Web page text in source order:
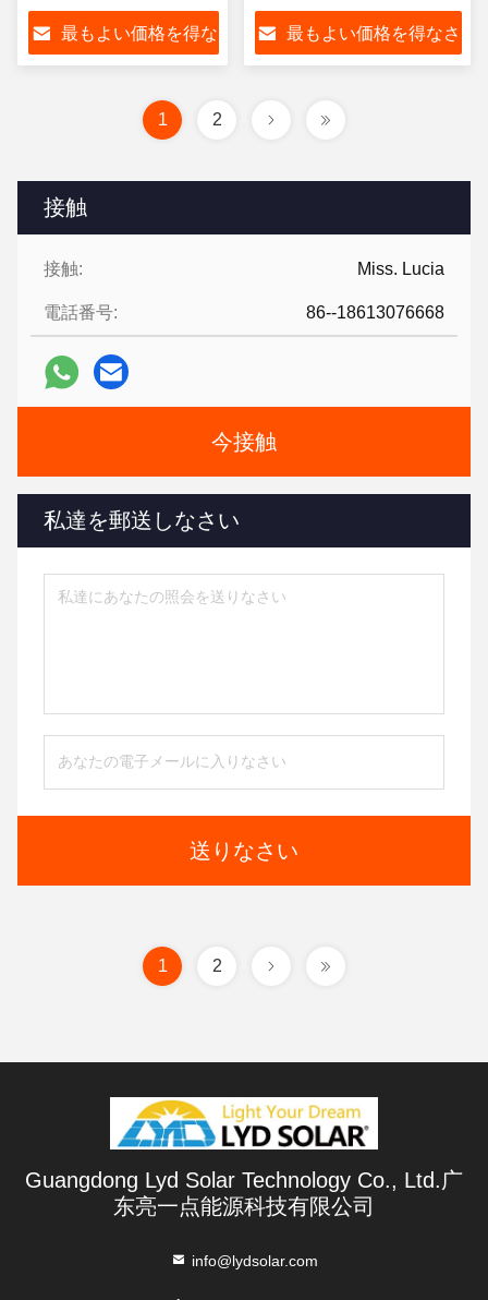
接触
接触: Miss. Lucia
電話番号: 86--18613076668
今接触
私達を郵送しなさい
送りなさい
最もよい価格を得な 最もよい価格を得なさ
1 2
1 2
Guangdong Lyd Solar Technology Co., Ltd.广
东亮一点能源科技有限公司
info@lydsolar.com